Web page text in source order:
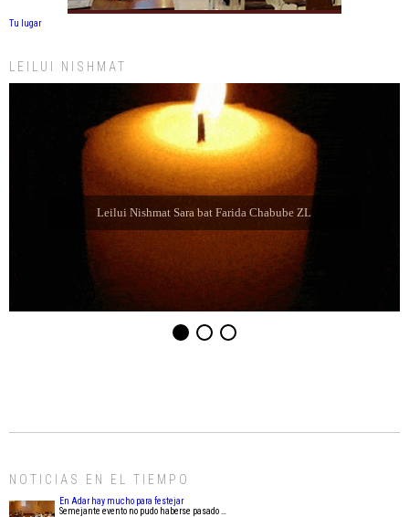
Tu lugar
LEILUI NISHMAT
Leilui Nishmat Eliahu Jaim Jabbaz ZL ben Jacibe
NOTICIAS EN EL TIEMPO
En Adar hay mucho para festejar
Semejante evento no pudo haberse pasado …